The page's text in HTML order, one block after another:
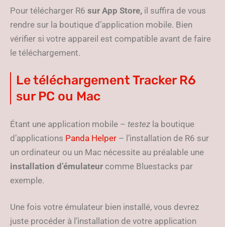
Pour télécharger R6 sur App Store, il suffira de vous
rendre sur la boutique d’application mobile. Bien
vérifier si votre appareil est compatible avant de faire
le téléchargement.
Le téléchargement Tracker R6
sur PC ou Mac
Étant une application mobile – testez la boutique
d’applications Panda Helper – l’installation de R6 sur
un ordinateur ou un Mac nécessite au préalable une
installation d’émulateur comme Bluestacks par
exemple.
Une fois votre émulateur bien installé, vous devrez
juste procéder à l’installation de votre application